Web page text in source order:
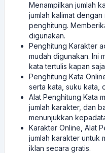
Menampilkan jumlah
jumlah kalimat
penghitung.
digunakan.
Penghitung Karakter
mudah digunakan. Ini
kata tertulis kapan
Penghitung Kata
serta kata, suku kata,
Alat Penghitung Kata
jumlah karakter, dan
menunjukkan
Karakter Online, Alat
jumlah karakter untuk
iklan secara gratis.